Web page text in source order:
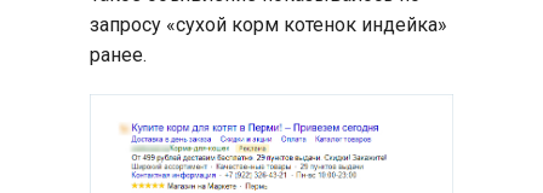
запросу «сухой корм котенок индейка»
ранее.